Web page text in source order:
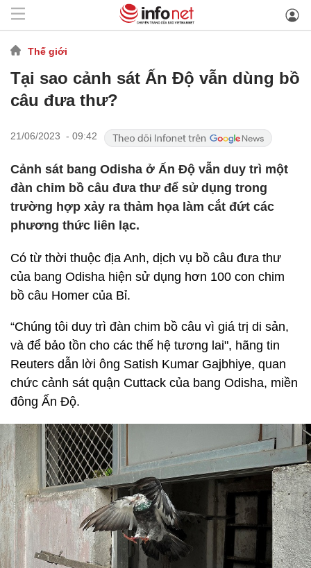
Thế giới
Tại sao cảnh sát Ấn Độ vẫn dùng bồ
câu đưa thư?
21/06/2023 - 09:42
Cảnh sát bang Odisha ở Ấn Độ vẫn duy trì một
đàn chim bồ câu đưa thư để sử dụng trong
trường hợp xảy ra thảm họa làm cắt đứt các
phương thức liên lạc.
Có từ thời thuộc địa Anh, dịch vụ bồ câu đưa thư
của bang Odisha hiện sử dụng hơn 100 con chim
bồ câu Homer của Bỉ.
“Chúng tôi duy trì đàn chim bồ câu vì giá trị di sản,
và để bảo tồn cho các thế hệ tương lai", hãng tin
Reuters dẫn lời ông Satish Kumar Gajbhiye, quan
chức cảnh sát quận Cuttack của bang Odisha, miền
đông Ấn Độ.